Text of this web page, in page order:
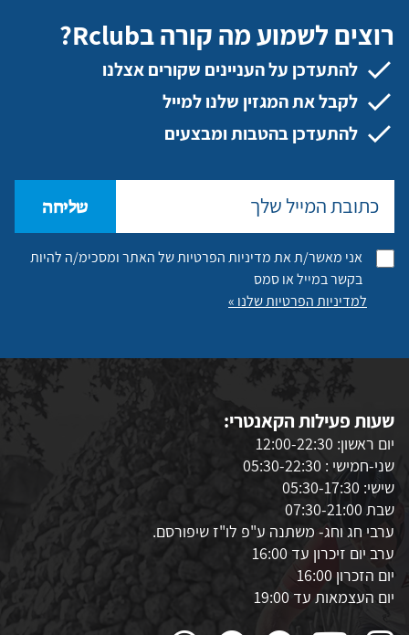
רוצים לשמוע מה קורה בRclub?
להתעדכן על העניינים שקורים אצלנו
לקבל את המגזין שלנו למייל
להתעדכן בהטבות ומבצעים
שליחה
אני מאשר/ת את מדיניות הפרטיות של האתר ומסכימ/ה להיות
בקשר במייל או סמס
למדיניות הפרטיות שלנו »
שעות פעילות הקאנטרי:
יום ראשון: 12:00-22:30
שני-חמישי : 05:30-22:30
שישי: 05:30-17:30
שבת 07:30-21:00
ערבי חג וחג- משתנה ע"פ לו"ז שיפורסם.
ערב יום זיכרון עד 16:00
יום הזכרון 16:00
יום העצמאות עד 19:00